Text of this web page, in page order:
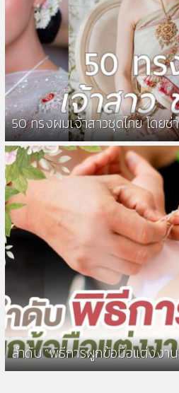
50 ทรงผมเจ้าสาวชุดไทย โดยช่
ลำดับ “พิธีการผูกข้อมือแต่งงาน